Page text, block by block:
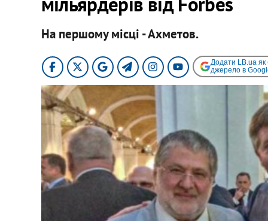
На першому місці - Ахметов.
Додати LB.ua
джерело в